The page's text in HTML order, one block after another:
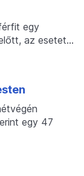
egy
az esetet…
egy 47